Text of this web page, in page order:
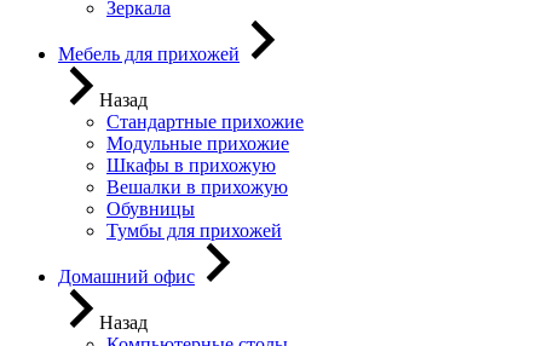
Зеркала
Мебель для прихожей
Назад
Стандартные прихожие
Модульные прихожие
Шкафы в прихожую
Вешалки в прихожую
Обувницы
Тумбы для прихожей
Домашний офис
Назад